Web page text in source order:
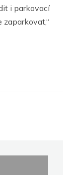
i parkovací